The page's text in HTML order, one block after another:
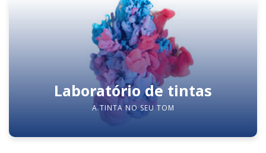
Laboratório de tintas
A TINTA NO SEU TOM